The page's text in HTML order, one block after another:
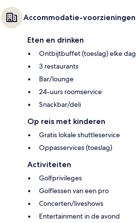
Accommodatie-voorzieningen
Eten en drinken
Ontbijtbuffet (toeslag) elke
3 restaurants
Bar/lounge
24-uurs roomservice
Snackbar/deli
Op reis met kinderen
Gratis lokale shuttleservice
Oppasservices (toeslag)
Activiteiten
Golfprivileges
Golflessen van een pro
Concerten/liveshows
Entertainment in de avond